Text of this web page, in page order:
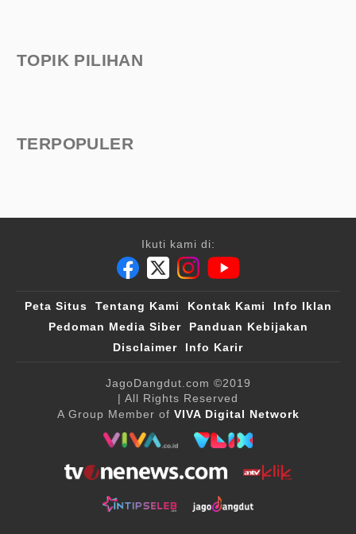
TOPIK PILIHAN
TERPOPULER
Ikuti kami di:
Peta Situs Tentang Kami Kontak Kami
Info Iklan
Pedoman Media Siber
Panduan Kebijakan
Disclaimer
Info Karir
JagoDangdut.com ©2019
| All Rights Reserved
A Group Member of VIVA Digital Network